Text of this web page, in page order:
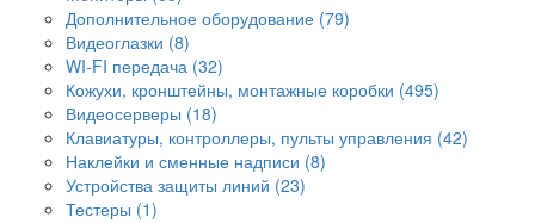
Дополнительное оборудование (79)
Видеоглазки (8)
WI-FI передача (32)
Кожухи, кронштейны, монтажные коробки (495)
Видеосерверы (18)
Клавиатуры, контроллеры, пульты управления (42)
Наклейки и сменные надписи (8)
Устройства защиты линий (23)
Тестеры (1)